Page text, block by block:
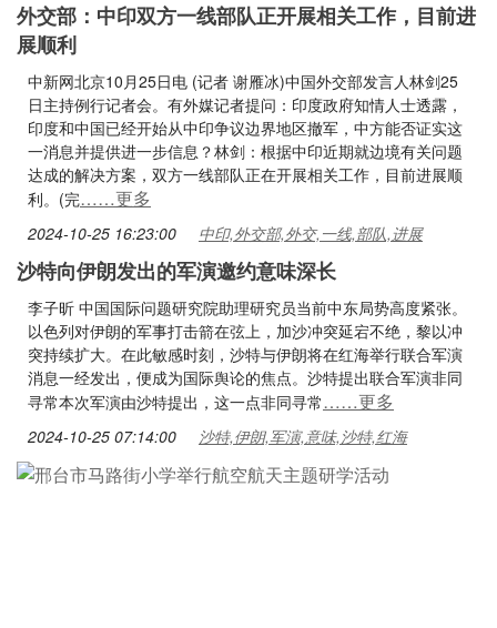
外交部：中印双方一线部队正开展相关工作，目前进
展顺利
中新网北京10月25日电 (记者 谢雁冰)中国外交部发言人林剑25
日主持例行记者会。有外媒记者提问：印度政府知情人士透露，
印度和中国已经开始从中印争议边界地区撤军，中方能否证实这
一消息并提供进一步信息？林剑：根据中印近期就边境有关问题
达成的解决方案，双方一线部队正在开展相关工作，目前进展顺
利。(完……更多
2024-10-25 16:23:00 中印,外交部,外交,一线,部队,进展
沙特向伊朗发出的军演邀约意味深长
李子昕 中国国际问题研究院助理研究员当前中东局势高度紧张。
以色列对伊朗的军事打击箭在弦上，加沙冲突延宕不绝，黎以冲
突持续扩大。在此敏感时刻，沙特与伊朗将在红海举行联合军演
消息一经发出，便成为国际舆论的焦点。沙特提出联合军演非同
寻常本次军演由沙特提出，这一点非同寻常……更多
2024-10-25 07:14:00 沙特,伊朗,军演,意味,沙特,红海